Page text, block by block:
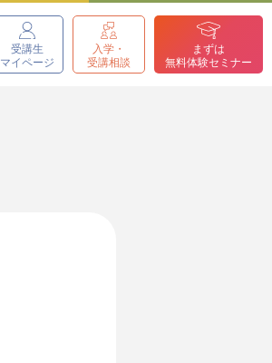
受講生
マイページ
入学・
受講相談
まずは
無料体験セミナー